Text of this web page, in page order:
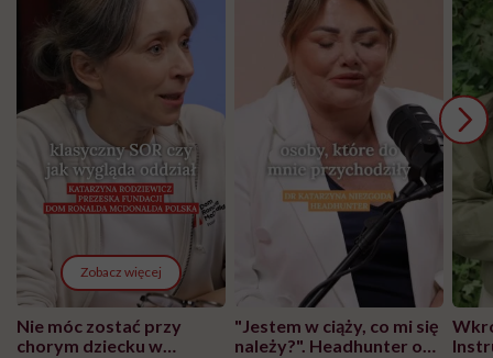
Zobacz więcej
Nie móc zostać przy
chorym dziecku w
"Jestem w ciąży, co mi się
należy?". Headhunter o